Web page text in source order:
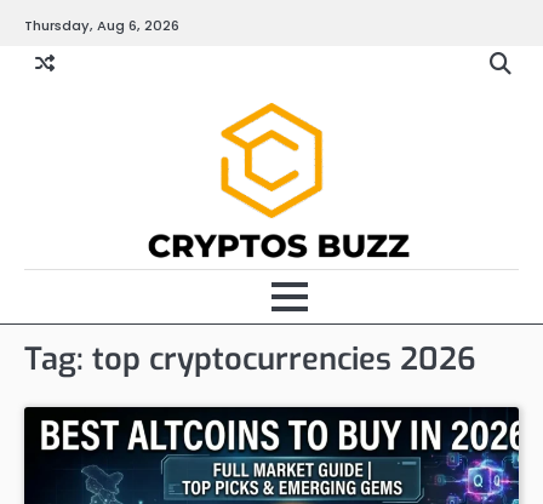
content
Thursday, Aug 6, 2026
Tag: top cryptocurrencies 2026